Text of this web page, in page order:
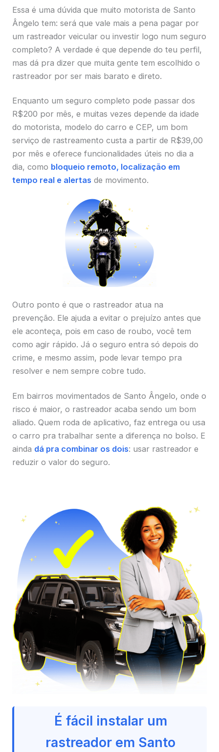
Essa é uma dúvida que muito motorista de Santo
Ângelo tem: será que vale mais a pena pagar por
um rastreador veicular ou investir logo num seguro
completo? A verdade é que depende do teu perfil,
mas dá pra dizer que muita gente tem escolhido o
rastreador por ser mais barato e direto.
Enquanto um seguro completo pode passar dos
R$200 por mês, e muitas vezes depende da idade
do motorista, modelo do carro e CEP, um bom
serviço de rastreamento custa a partir de R$39,00
por mês e oferece funcionalidades úteis no dia a
dia, como bloqueio remoto, localização em
tempo real e alertas de movimento.
Outro ponto é que o rastreador atua na
prevenção. Ele ajuda a evitar o prejuízo antes que
ele aconteça, pois em caso de roubo, você tem
como agir rápido. Já o seguro entra só depois do
crime, e mesmo assim, pode levar tempo pra
resolver e nem sempre cobre tudo.
Em bairros movimentados de Santo Ângelo, onde o
risco é maior, o rastreador acaba sendo um bom
aliado. Quem roda de aplicativo, faz entrega ou usa
o carro pra trabalhar sente a diferença no bolso. E
ainda dá pra combinar os dois: usar rastreador e
reduzir o valor do seguro.
É fácil instalar um
rastreador em Santo